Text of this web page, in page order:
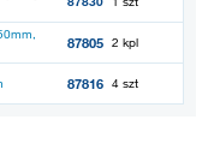
87805 2 kpl
87816 4 szt